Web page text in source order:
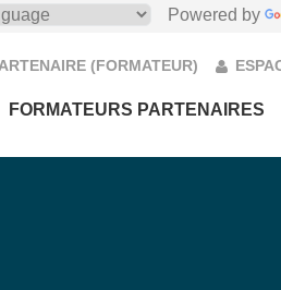
Powered by
(FORMATEUR)
FORMATEURS PARTENAIRES